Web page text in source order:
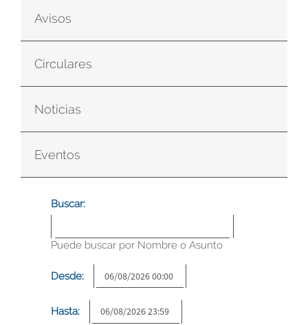
Avisos
Circulares
Noticias
Eventos
Buscar:
Puede buscar por Nombre o Asunto
Desde:
Hasta: